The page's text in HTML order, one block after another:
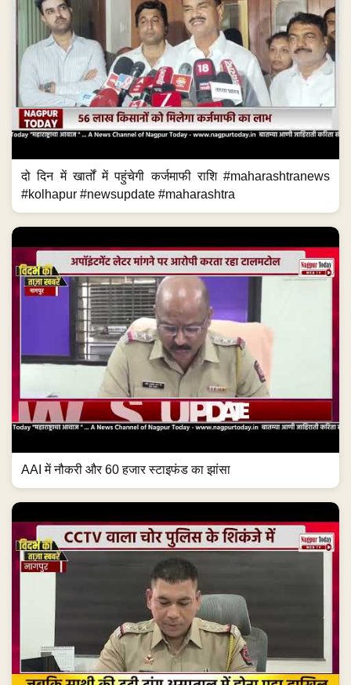
दो दिन में खार्तों में पहुंचेगी कर्जमाफी राशि #maharashtranews
#kolhapur #newsupdate #maharashtra
AAI में नौकरी और 60 हजार स्टाइफंड का झांसा